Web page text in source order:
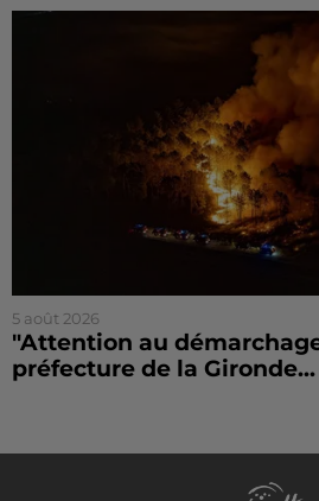
5 août 2026
"Attention au
préfecture de la Gironde...